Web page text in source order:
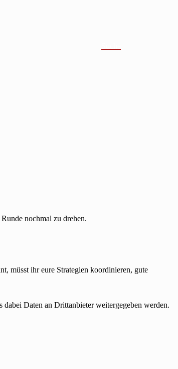
nochmal zu drehen.
müsst ihr eure Strategien koordinieren, gute
Daten an Drittanbieter weitergegeben werden.